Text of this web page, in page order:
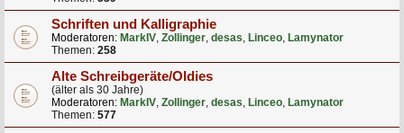
Schriften und Kalligraphie
Moderatoren: MarkIV, Zollinger, desas, Linceo, Lamynator
Themen: 258
Alte Schreibgeräte/Oldies
(älter als 30 Jahre)
Moderatoren: MarkIV, Zollinger, desas, Linceo, Lamynator
Themen: 577